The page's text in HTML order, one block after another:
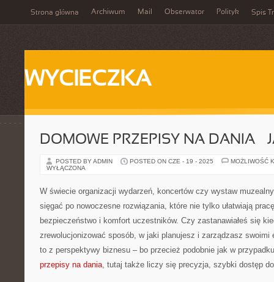
Strona główna Archiwum Mail Obserwator Polityk Spis
WYCIECZKA
DOMOWE PRZEPISY NA DANIA –
POSTED BY ADMIN POSTED ON CZE - 19 - 2025
MOŻLIWOŚĆ
WYŁĄCZONA
W świecie organizacji wydarzeń, koncertów czy wystaw
sięgać po nowoczesne rozwiązania, które nie tylko ułatwiają
bezpieczeństwo i komfort uczestników. Czy zastanawiałeś się
zrewolucjonizować sposób, w jaki planujesz i zarządzasz swoimi
to z perspektywy biznesu – bo przecież podobnie jak w
przepisy na dania, tutaj także liczy się precyzja, szybki dostęp